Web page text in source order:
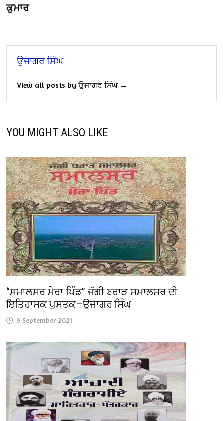
ਕੁਮਾਰ
ਉਜਾਗਰ ਸਿੰਘ
View all posts by ਉਜਾਗਰ ਸਿੰਘ →
YOU MIGHT ALSO LIKE
‘‘ਸਮਾਲਸਰ ਮੇਰਾ ਪਿੰਡ’’ ਜੱਗੀ ਬਰਾੜ ਸਮਾਲਸਰ ਦੀ
ਇਤਿਹਾਸਕ ਪੁਸਤਕ—ਉਜਾਗਰ ਸਿੰਘ
9 September 2021